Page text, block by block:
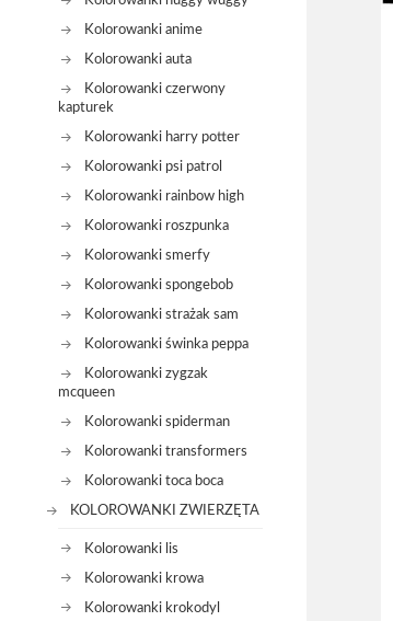
Kolorowanki anime
Kolorowanki auta
Kolorowanki czerwony
kapturek
Kolorowanki harry potter
Kolorowanki psi patrol
Kolorowanki rainbow high
Kolorowanki roszpunka
Kolorowanki smerfy
Kolorowanki spongebob
Kolorowanki strażak sam
Kolorowanki świnka peppa
Kolorowanki zygzak
mcqueen
Kolorowanki spiderman
Kolorowanki transformers
Kolorowanki toca boca
KOLOROWANKI ZWIERZĘTA
Kolorowanki lis
Kolorowanki krowa
Kolorowanki krokodyl